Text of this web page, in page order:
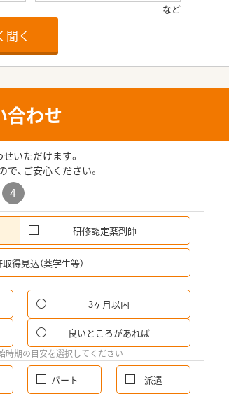
聞く
合わせ
いただけます。
、ご安心ください。
4
研修認定薬剤師
得見込（薬学生等）
3ヶ月以内
良いところがあれば
時期の目安を選択してください
パート 派遣